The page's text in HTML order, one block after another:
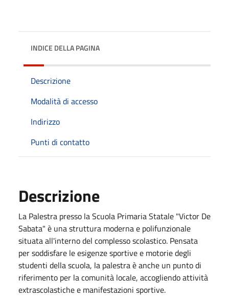
INDICE DELLA PAGINA
Descrizione
Modalità di accesso
Indirizzo
Punti di contatto
Descrizione
La Palestra presso la Scuola Primaria Statale "Victor De
Sabata" è una struttura moderna e polifunzionale
situata all'interno del complesso scolastico. Pensata
per soddisfare le esigenze sportive e motorie degli
studenti della scuola, la palestra è anche un punto di
riferimento per la comunità locale, accogliendo attività
extrascolastiche e manifestazioni sportive.